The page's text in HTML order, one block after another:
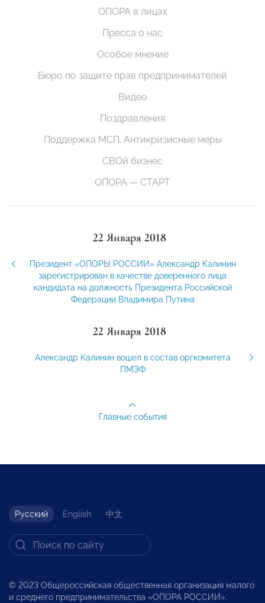
ОПОРА в лицах
Пресса о нас
Особое мнение
Бюро по защите прав предпринимателей
Видео
Поздравления
Поддержка МСП. Антикризисные меры
СВОй бизнес
ОПОРА — СТАРТ
22 Января 2018
Президент «ОПОРЫ РОССИИ» Александр Калинин
зарегистрирован в качестве доверенного лица
кандидата на должность Президента Российской
Федерации Владимира Путина
22 Января 2018
Александр Калинин вошел в состав оргкомитета
ПМЭФ
Главные события
Русский English 中文
© 2023 Общероссийская общественная организация малого
и среднего предпринимательства «ОПОРА РОССИИ».